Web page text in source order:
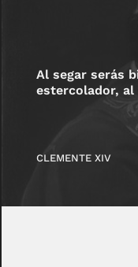
Al segar serás
estercolador, al
CLEMENTE XIV